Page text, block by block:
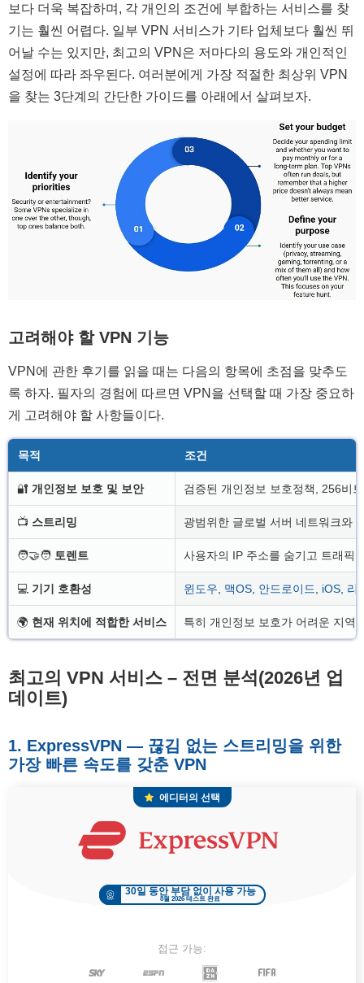
보다 더욱 복잡하며, 각 개인의 조건에 부합하는 서비스를 찾
기는 훨씬 어렵다. 일부 VPN 서비스가 기타 업체보다 훨씬 뛰
어날 수는 있지만, 최고의 VPN은 저마다의 용도와 개인적인
설정에 따라 좌우된다. 여러분에게 가장 적절한 최상위 VPN
을 찾는 3단계의 간단한 가이드를 아래에서 살펴보자.
고려해야 할 VPN 기능
VPN에 관한 후기를 읽을 때는 다음의 항목에 초점을 맞추도
록 하자. 필자의 경험에 따르면 VPN을 선택할 때 가장 중요하
게 고려해야 할 사항들이다.
목적 조건
🔐 개인정보 보호 및 보안 검증된 개인정보 보호정책, 256비
📺 스트리밍 광범위한 글로벌 서버 네트워크와
🧑‍🤝‍🧑 토렌트 사용자의 IP 주소를 숨기고 트래픽
💻 기기 호환성 윈도우 맥OS 안드로이드 iOS 리
🌍 현재 위치에 적합한 서비스 특히 개인정보 보호가 어려운 지역
최고의 VPN 서비스 – 전면 분석(2026년 업
데이트)
1. ExpressVPN — 끊김 없는 스트리밍을 위한
가장 빠른 속도를 갖춘 VPN
에디터의 선택
30일 동안 부담 없이 사용 가능
8월 2026 테스트 완료
접근 가능: